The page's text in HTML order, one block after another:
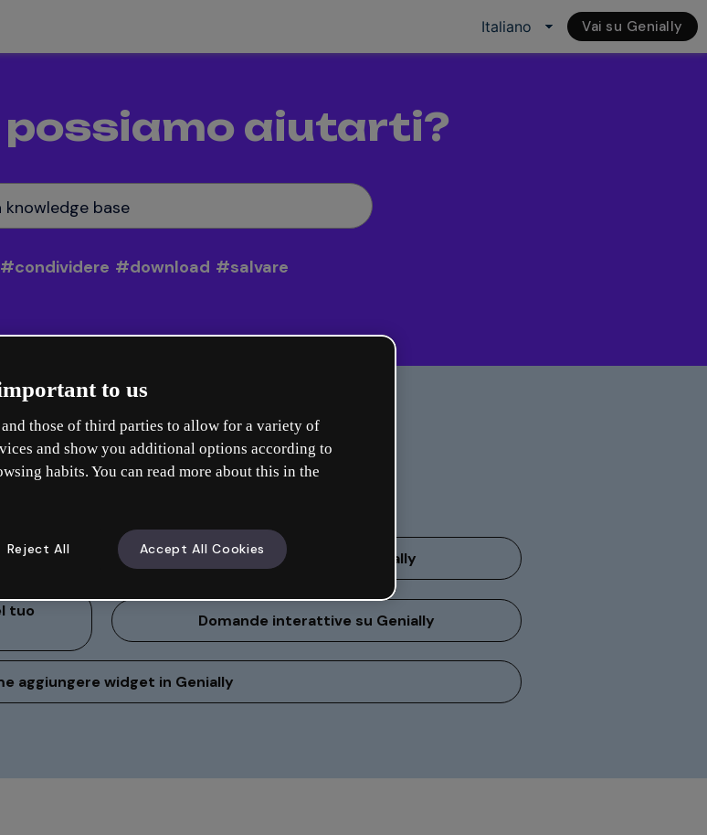
Vai su Genially
possiamo aiutarti?
base
#condividere #download #salvare
I più letti
Come scaricare un Genially
tuo
Domande interattive su Genially
aggiungere widget in Genially
to us
those of third parties to allow for a variety of
and show you additional options according to
habits. You can read more about this in the
Reject All Accept All Cookies